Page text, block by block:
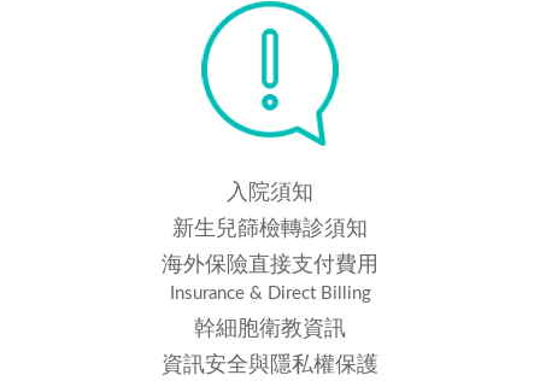
入院須知
新生兒篩檢轉診須知
海外保險直接支付費用
Insurance & Direct Billing
幹細胞衛教資訊
資訊安全與隱私權保護